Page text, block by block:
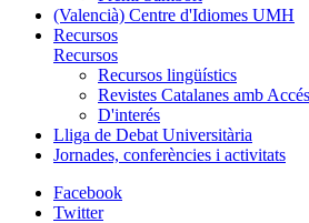
(Valencià) Centre d'Idiomes UMH
Recursos
Recursos
Recursos lingüístics
Revistes Catalanes amb
D'interés
Lliga de Debat Universitària
Jornades, conferències i activitats
Facebook
Twitter